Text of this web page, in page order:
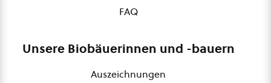
FAQ
Unsere Biobäuerinnen und -bauern
Auszeichnungen